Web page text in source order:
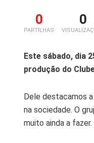
0
PARTILHAS
0
Este sábado, dia
produção do
Dele destacamos
na sociedade. O
muito ainda a fazer.